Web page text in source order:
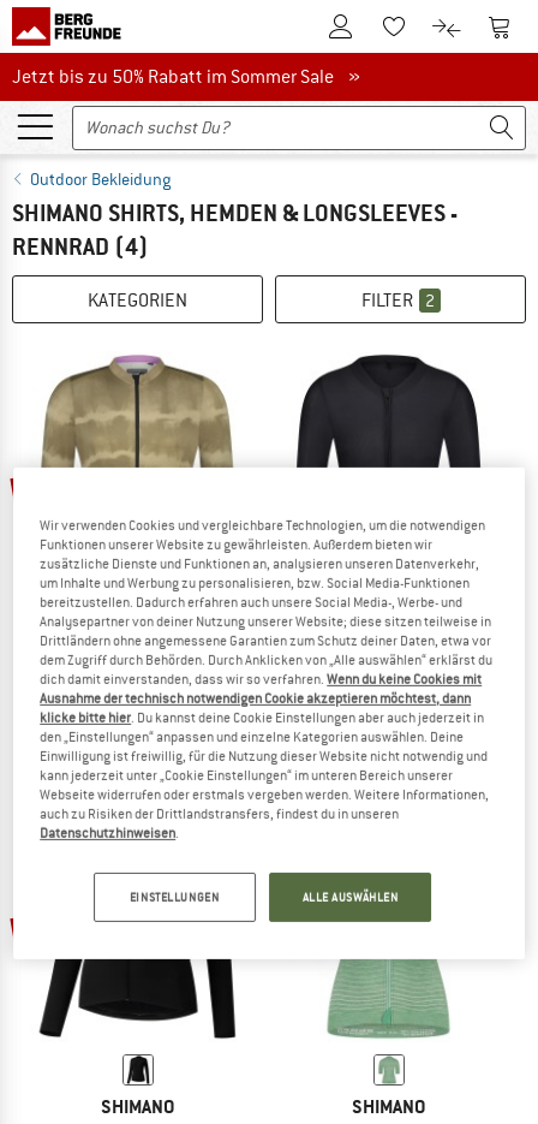
Zum KundenkontoZum Merkzettel.
Zum Zum
Jetzt bis zu 50% Rabatt im Sommer Sale
Jetzt bis zu 50% Rabatt im Sommer Sale »
Outdoor Bekleidung
SHIMANO SHIRTS, HEMDEN & LONGSLEEVES -
RENNRAD (4)
KATEGORIEN FILTER 2
SHIMANO
Evolve Corsa Short Sleeves Jersey
Radtrikot
189,95 €66,48 €
(0)
SHIMANO
Women's Piuma Short Sleeves
Radtrikot
99,95 €34,98 €
(0)
SHIMANO
65%
SHIMANO
Wir verwenden Cookies und vergleichbare Technologien, um die notwendigen
Funktionen unserer Website zu gewährleisten. Außerdem bieten wir
zusätzliche Dienste und Funktionen an, analysieren unseren Datenverkehr,
um Inhalte und Werbung zu personalisieren, bzw. Social Media-Funktionen
bereitzustellen. Dadurch erfahren auch unsere Social Media-, Werbe- und
Analysepartner von deiner Nutzung unserer Website; diese sitzen teilweise in
Drittländern ohne angemessene Garantien zum Schutz deiner Daten, etwa vor
dem Zugriff durch Behörden. Durch Anklicken von „Alle auswählen“ erklärst du
dich damit einverstanden, dass wir so verfahren.Wenn du keine Cookies mit
Ausnahme der technisch notwendigen Cookie akzeptieren möchtest, dann
klicke bitte hier. Du kannst deine Cookie Einstellungen aber auch jederzeit in
den „Einstellungen“ anpassen und einzelne Kategorien auswählen. Deine
Einwilligung ist freiwillig, für die Nutzung dieser Website nicht notwendig und
kann jederzeit unter „Cookie Einstellungen“ im unteren Bereich unserer
Webseite widerrufen oder erstmals vergeben werden. Weitere Informationen,
auch zu Risiken der Drittlandstransfers, findest du in unseren
Datenschutzhinweisen.
EINSTELLUNGEN ALLE AUSWÄHLEN